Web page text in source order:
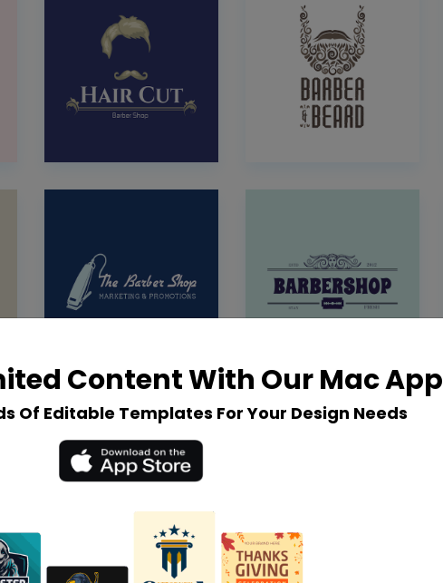
Content With Our Mac App
Of Editable Templates For Your Design Needs